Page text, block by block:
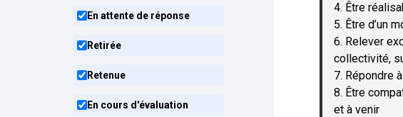
En attente de réponse
Retirée
Retenue
En cours d'évaluation
4. Être
5. Être d’un
6. Relever
collectivité,
7. Répondre
8. Être
et à venir